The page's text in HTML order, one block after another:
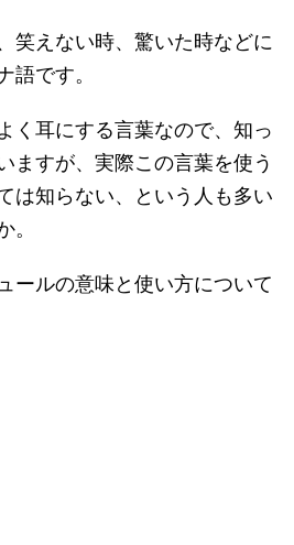
笑えない時、驚いた時などに
語です。
く耳にする言葉なので、知っ
ますが、実際この言葉を使う
は知らない、という人も多い
。
ールの意味と使い方について